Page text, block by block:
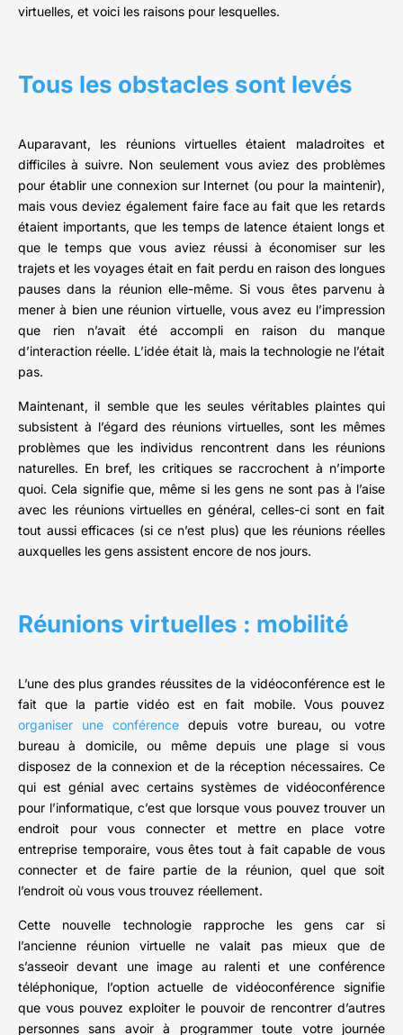
virtuelles, et voici les raisons pour lesquelles.
Tous les obstacles sont levés
Auparavant, les réunions virtuelles étaient maladroites et
difficiles à suivre. Non seulement vous aviez des problèmes
pour établir une connexion sur Internet (ou pour la maintenir),
mais vous deviez également faire face au fait que les retards
étaient importants, que les temps de latence étaient longs et
que le temps que vous aviez réussi à économiser sur les
trajets et les voyages était en fait perdu en raison des longues
pauses dans la réunion elle-même. Si vous êtes parvenu à
mener à bien une réunion virtuelle, vous avez eu l’impression
que rien n’avait été accompli en raison du manque
d’interaction réelle. L’idée était là, mais la technologie ne l’était
pas.
Maintenant, il semble que les seules véritables plaintes qui
subsistent à l’égard des réunions virtuelles, sont les mêmes
problèmes que les individus rencontrent dans les réunions
naturelles. En bref, les critiques se raccrochent à n’importe
quoi. Cela signifie que, même si les gens ne sont pas à l’aise
avec les réunions virtuelles en général, celles-ci sont en fait
tout aussi efficaces (si ce n’est plus) que les réunions réelles
auxquelles les gens assistent encore de nos jours.
Réunions virtuelles : mobilité
L’une des plus grandes réussites de la vidéoconférence est le
fait que la partie vidéo est en fait mobile. Vous pouvez
organiser une conférence depuis votre bureau, ou votre
bureau à domicile, ou même depuis une plage si vous
disposez de la connexion et de la réception nécessaires. Ce
qui est génial avec certains systèmes de vidéoconférence
pour l’informatique, c’est que lorsque vous pouvez trouver un
endroit pour vous connecter et mettre en place votre
entreprise temporaire, vous êtes tout à fait capable de vous
connecter et de faire partie de la réunion, quel que soit
l’endroit où vous vous trouvez réellement.
Cette nouvelle technologie rapproche les gens car si
l’ancienne réunion virtuelle ne valait pas mieux que de
s’asseoir devant une image au ralenti et une conférence
téléphonique, l’option actuelle de vidéoconférence signifie
que vous pouvez exploiter le pouvoir de rencontrer d’autres
personnes sans avoir à programmer toute votre journée